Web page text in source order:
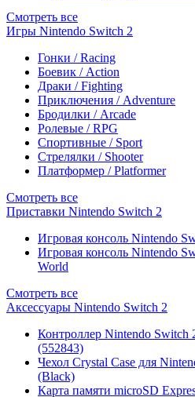
Смотреть все
Игры Nintendo Switch 2
Гонки / Racing
Боевик / Action
Драки / Fighting
Приключения / Adventure
Бродилки / Arcade
Ролевые / RPG
Спортивные / Sport
Стрелялки / Shooter
Платформер / Platformer
Смотреть все
Приставки Nintendo Switch 2
Игровая консоль Nintendo
Игровая консоль Nintendo
World
Смотреть все
Аксессуары Nintendo Switch 2
Контроллер Nintendo Switch
(552843)
Чехол Сrystal Сase для
(Black)
Карта памяти microSD